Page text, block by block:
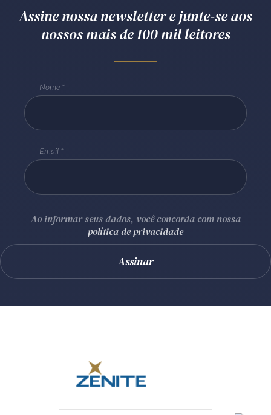
Assine nossa newsletter e junte-se aos
nossos mais de 100 mil leitores
Nome
Email
Ao informar seus dados, você concorda com nossa
política de privacidade